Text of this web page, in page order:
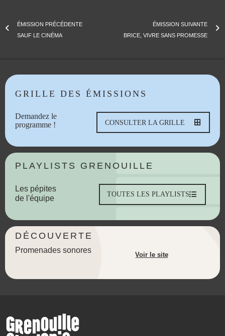
ÉMISSION PRÉCÉDENTE
SAUF LE CINÉMA
ÉMISSION SUIVANTE
BRICE, VIVRE SANS PROMESSE
GRILLE DES ÉMISSIONS
Demandez le
programme !
CONSULTER LA GRILLE
PLAYLISTS GRENOUILLE
Les pépites
de l'équipe
TOUTES LES PLAYLISTS
DÉCOUVERTE
Promenades sonores
Voir le site